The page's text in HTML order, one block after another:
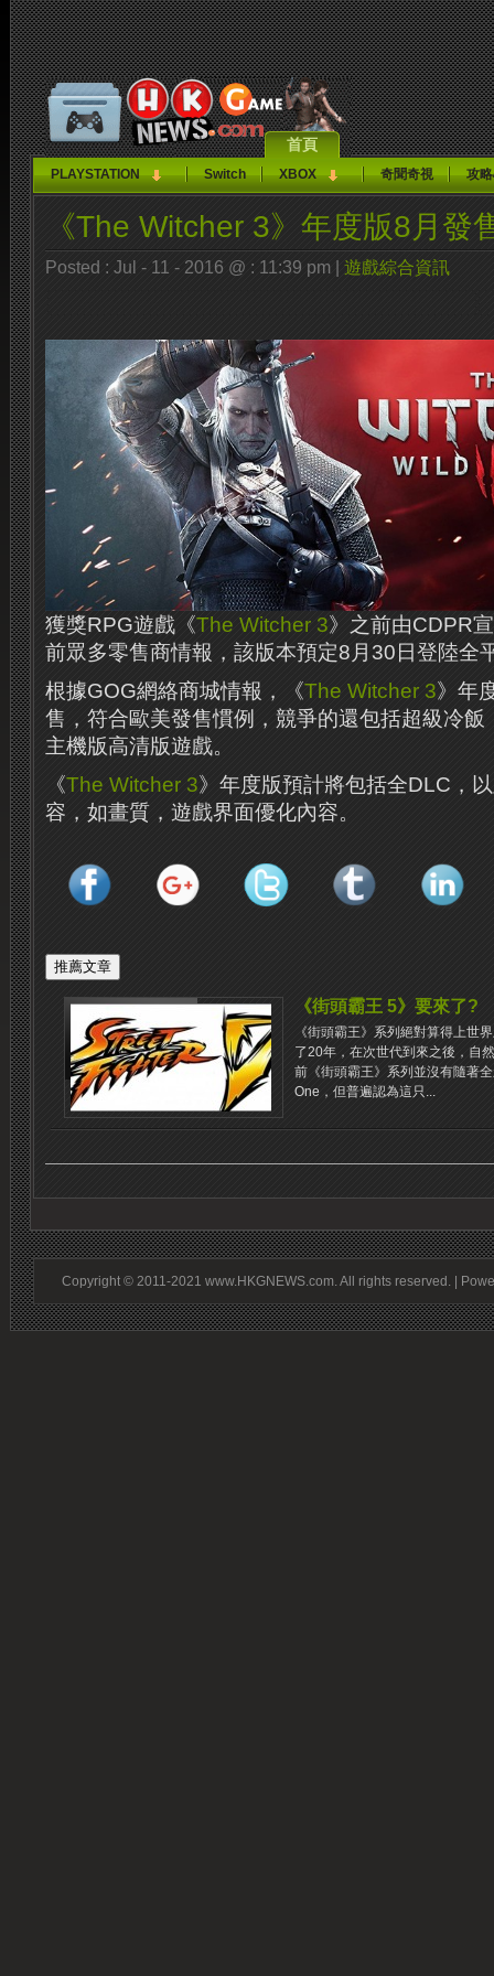
首頁
PLAYSTATION Switch XBOX 奇聞奇視 攻
《The Witcher 3》年度版8月發
Posted : Jul - 11 - 2016 @ : 11:39 pm | 遊戲綜合資訊
獲獎RPG遊戲《The Witcher 3》之前由CDPR
前眾多零售商情報，該版本預定8月30日登陸全
根據GOG網絡商城情報，《The Witcher 3》年
售，符合歐美發售慣例，競爭的還包括超級冷飯
主機版高清版遊戲。
《The Witcher 3》年度版預計將包括全DLC，
容，如畫質，遊戲界面優化內容。
《街頭霸王 5》要來了?
《街頭霸王》系列絕對算得上世
了20年，在次世代到來之後，自
前《街頭霸王》系列並沒有隨著
One，但普遍認為這只...
Copyright © 2011-2021 www.HKGNEWS.com. All rights reserved. |